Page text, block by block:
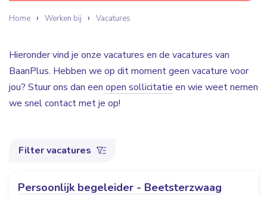
Home Werken bij Vacatures
Hieronder vind je onze vacatures en de vacatures van
BaanPlus. Hebben we op dit moment geen vacature voor
jou? Stuur ons dan een open sollicitatie en wie weet nemen
we snel contact met je op!
Filter vacatures
Persoonlijk begeleider - Beetsterzwaag